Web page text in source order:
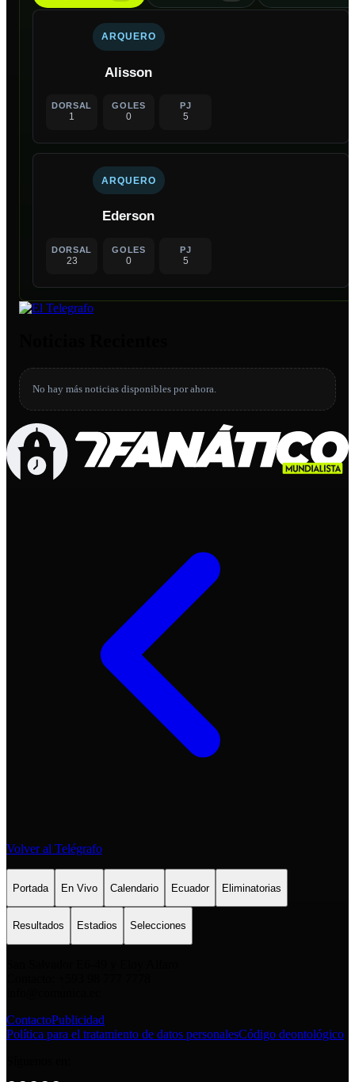
ARQUERO
Alisson
DORSAL
1
GOLES
0
PJ
5
ARQUERO
Ederson
DORSAL
23
GOLES
0
PJ
5
No hay más noticias disponibles por ahora.
Volver al Telégrafo
Portada En Vivo Calendario Ecuador Eliminatorias
Resultados Estadios Selecciones
ContactoPublicidad
Política para el tratamiento de datos personalesCódigo deontológico